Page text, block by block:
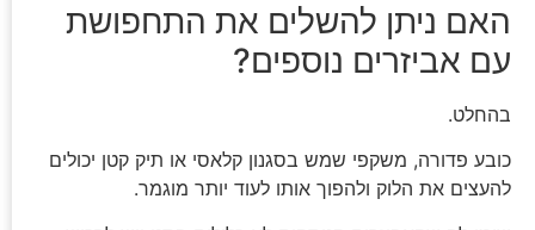
האם ניתן להשלים את התחפושת
עם אביזרים נוספים?
בהחלט.
כובע פדורה, משקפי שמש בסגנון קלאסי או תיק קטן יכולים
להעצים את הלוק ולהפוך אותו לעוד יותר מוגמר.